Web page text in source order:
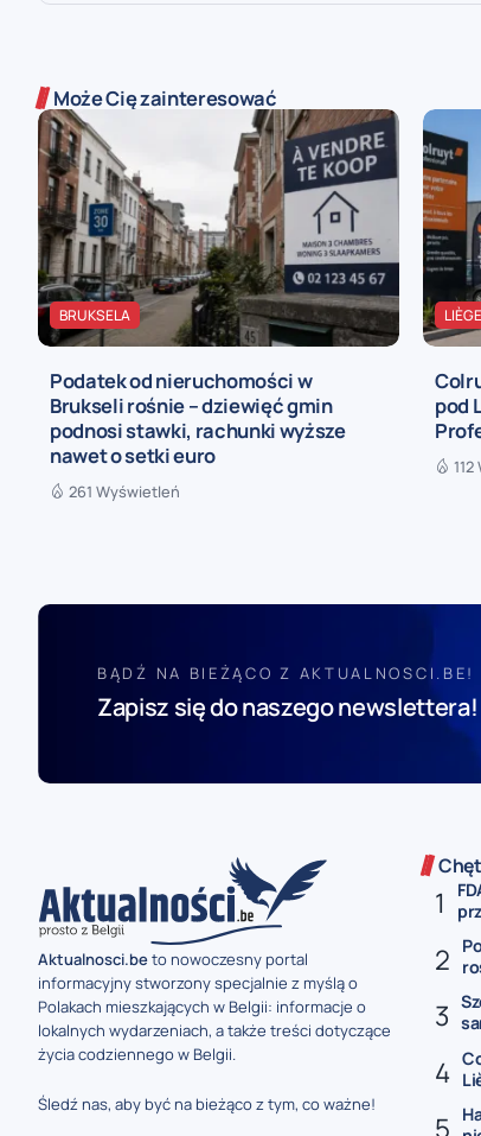
Może Cię zainteresować
BRUKSELA
Podatek od nieruchomości w
Brukseli rośnie – dziewięć gmin
podnosi stawki, rachunki wyższe
nawet o setki euro
261 Wyświetleń
LIÈGE
pod
BĄDŹ NA BIEŻĄCO Z AKTUALNOSCI.BE!
Zapisz się do naszego newslettera!
Aktualnosci.beto nowoczesny portal
informacyjny stworzony specjalnie z myślą o
Polakach mieszkających w Belgii: informacje o
lokalnych wydarzeniach, a także treści dotyczące
życia codziennego w Belgii.
Śledź nas, aby być na bieżąco z tym, co ważne!